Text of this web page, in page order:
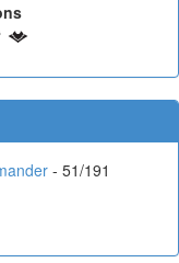
- 51/191